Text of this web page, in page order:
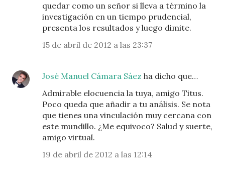
quedar como un señor si lleva a término la
investigación en un tiempo prudencial,
presenta los resultados y luego dimite.
15 de abril de 2012 a las 23:37
José Manuel Cámara Sáez ha dicho que…
Admirable elocuencia la tuya, amigo Titus.
Poco queda que añadir a tu análisis. Se nota
que tienes una vinculación muy cercana con
este mundillo. ¿Me equivoco? Salud y suerte,
amigo virtual.
19 de abril de 2012 a las 12:14